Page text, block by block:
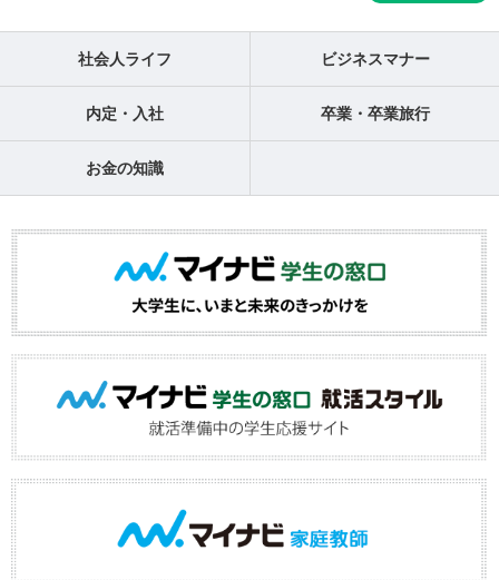
社会人ライフ ビジネスマナー
内定・入社 卒業・卒業旅行
お金の知識